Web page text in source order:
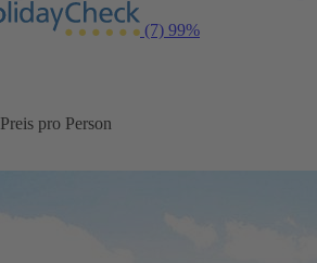
(7) 99%
Preis pro Person